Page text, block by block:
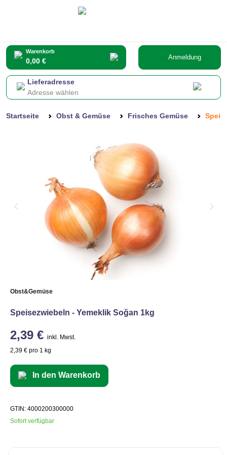
Warenkorb
0,00 € Anmeldung
Lieferadresse
Adresse wählen
Startseite Obst & Gemüse Frisches Gemüse
Obst&Gemüse
Speisezwiebeln - Yemeklik Soğan 1kg
2,39 € inkl. Mwst.
2,39 € pro 1 kg
In den Warenkorb
GTIN: 4000200300000
Sofort verfügbar